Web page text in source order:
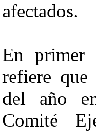
afectados.
En primer
refiere
del año
Comité